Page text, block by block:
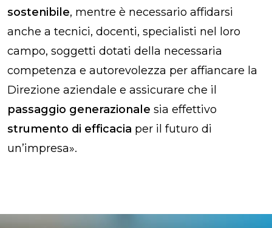
sostenibile, mentre è necessario affidarsi
anche a tecnici, docenti, specialisti nel loro
campo, soggetti dotati della necessaria
competenza e autorevolezza per affiancare la
Direzione aziendale e assicurare che il
passaggio generazionale sia effettivo
strumento di efficacia per il futuro di
un’impresa».